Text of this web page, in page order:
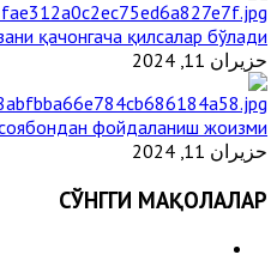
қачонгача қилсалар бўлади ?
حزيران 11, 2024
фойдаланиш жоизми ?
حزيران 11, 2024
СЎНГГИ МАҚОЛАЛАР